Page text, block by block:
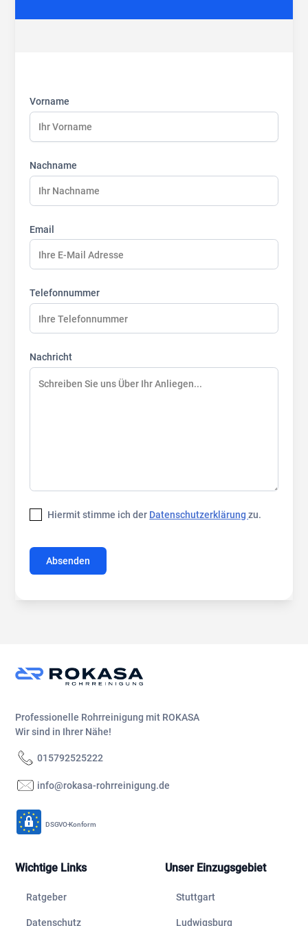
name:
name:
name:
Vorname
Nachname
Email
Telefonnummer
Nachricht
Hiermit stimme ich der Datenschutzerklärungzu.
Professionelle Rohrreinigung mit ROKASA
Wir sind in Ihrer Nähe!
015792525222
info@rokasa-rohrreinigung.de
DSGVO-Konform
Wichtige Links
Ratgeber
Datenschutz
Unser Einzugsgebiet
Stuttgart
Ludwigsburg